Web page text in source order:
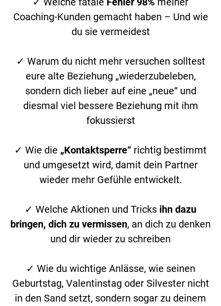
Coaching-Kunden gemacht haben – Und wie
du sie vermeidest
✓ Warum du nicht mehr versuchen solltest
eure alte Beziehung „wiederzubeleben,
sondern dich lieber auf eine „neue“ und
diesmal viel bessere Beziehung mit ihm
fokussierst
✓ Wie die „Kontaktsperre“ richtig bestimmt
und umgesetzt wird, damit dein Partner
wieder mehr Gefühle entwickelt.
✓ Welche Aktionen und Tricks ihn dazu
bringen, dich zu vermissen, an dich zu denken
und dir wieder zu schreiben
✓ Wie du wichtige Anlässe, wie seinen
Geburtstag, Valentinstag oder Silvester nicht
in den Sand setzt, sondern sogar zu deinem